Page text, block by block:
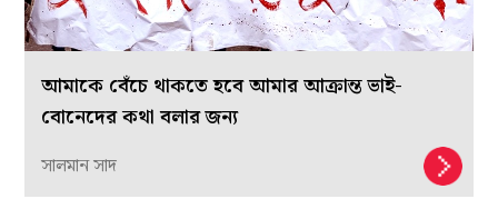
আমাকে বেঁচে থাকতে হবে আমার আক্রান্ত ভাই-
বোনেদের কথা বলার জন্য
সালমান সাদ